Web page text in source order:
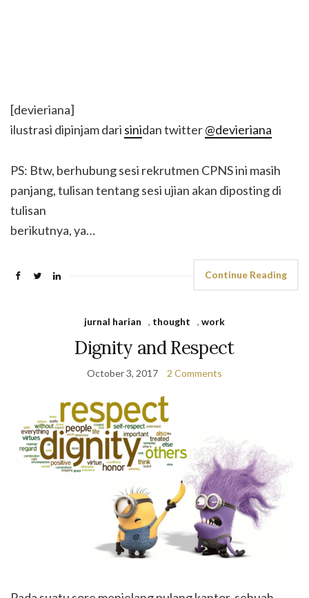
[devieriana]
ilustrasi dipinjam dari sinidan twitter@devieriana
PS: Btw, berhubung sesi rekrutmen CPNS ini masih
panjang, tulisan tentang sesi ujian akan diposting di
tulisan
berikutnya, ya…
Continue Reading
jurnal harian , thought , work
Dignity and Respect
October 3, 2017 2 Comments